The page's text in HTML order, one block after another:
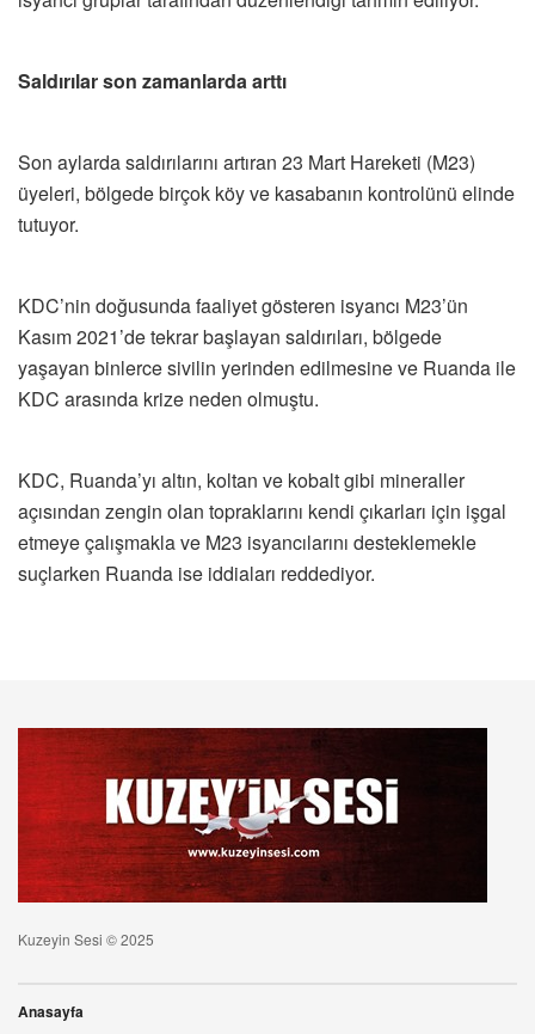
Saldırılar son zamanlarda arttı
Son aylarda saldırılarını artıran 23 Mart Hareketi (M23)
üyeleri, bölgede birçok köy ve kasabanın kontrolünü elinde
tutuyor.
KDC’nin doğusunda faaliyet gösteren isyancı M23’ün
Kasım 2021’de tekrar başlayan saldırıları, bölgede
yaşayan binlerce sivilin yerinden edilmesine ve Ruanda ile
KDC arasında krize neden olmuştu.
KDC, Ruanda’yı altın, koltan ve kobalt gibi mineraller
açısından zengin olan topraklarını kendi çıkarları için işgal
etmeye çalışmakla ve M23 isyancılarını desteklemekle
suçlarken Ruanda ise iddiaları reddediyor.
Kuzeyin Sesi © 2025
Anasayfa